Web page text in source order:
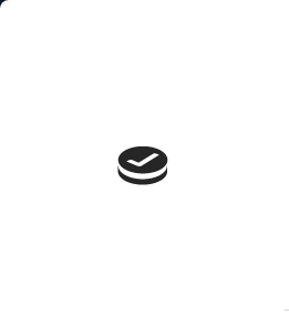
Fortsæt